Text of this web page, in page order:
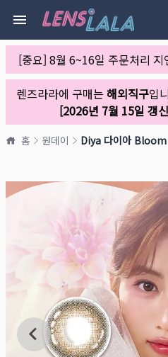
[중요] 8월 6~16일 주문처리
렌즈라라에 구매는 해외직구입
[2026년 7월 15일 갱
홈 원데이